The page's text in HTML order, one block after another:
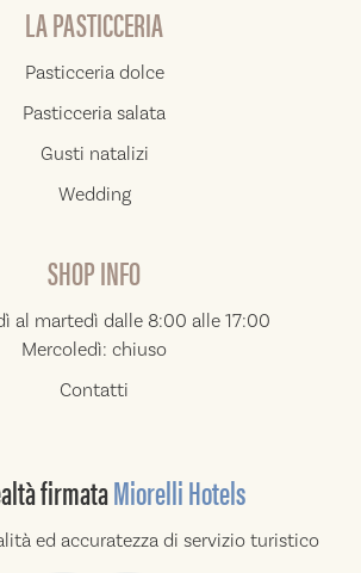
LA PASTICCERIA
Pasticceria dolce
Pasticceria salata
Gusti natalizi
Wedding
SHOP INFO
al martedì dalle 8:00 alle 17:00
Mercoledì: chiuso
Contatti
firmataMiorelli Hotels
ed accuratezza di servizio turistico